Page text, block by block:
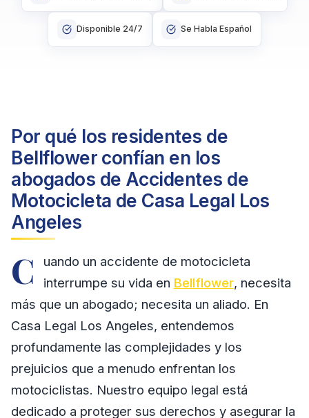
Disponible 24/7 Se Habla Español
Por qué los residentes de
Bellflower confían en los
abogados de Accidentes de
Motocicleta de Casa Legal Los
Angeles
C
uando un accidente de motocicleta
interrumpe su vida en Bellflower, necesita
más que un abogado; necesita un aliado. En
Casa Legal Los Angeles, entendemos
profundamente las complejidades y los
prejuicios que a menudo enfrentan los
motociclistas. Nuestro equipo legal está
dedicado a proteger sus derechos y asegurar la